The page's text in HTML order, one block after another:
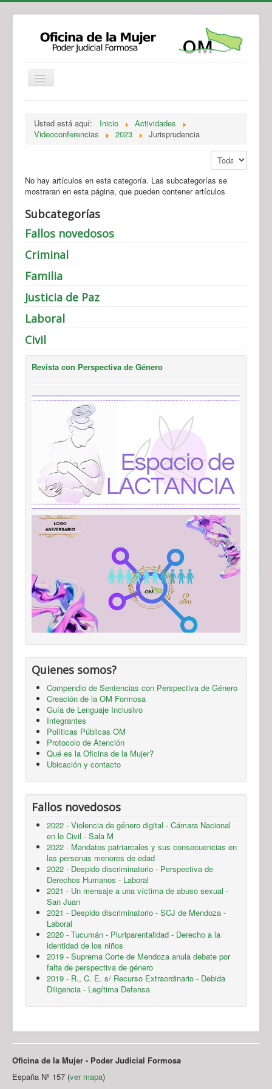
Legislación
Novedades
Usted está aquí: Inicio
Actividades
Videoconferencias
2023
Jurisprudencia
Mostrar #
No hay artículos en esta categoría. Las subcategorías se
mostraran en esta página, que pueden contener artículos
Subcategorías
Fallos novedosos
Criminal
Familia
Justicia de Paz
Laboral
Civil
Revista con Perspectiva de Género
Quienes somos?
Compendio de Sentencias con Perspectiva de Género
Creación de la OM Formosa
Guía de Lenguaje Inclusivo
Integrantes
Políticas Públicas OM
Protocolo de Atención
Qué es la Oficina de la Mujer?
Ubicación y contacto
Fallos novedosos
2022 - Violencia de género digital - Cámara Nacional
en lo Civil - Sala M
2022 - Mandatos patriarcales y sus consecuencias en
las personas menores de edad
2022 - Despido discriminatorio - Perspectiva de
Derechos Humanos - Laboral
2021 - Un mensaje a una víctima de abuso sexual -
San Juan
2021 - Despido discriminatorio - SCJ de Mendoza -
Laboral
2020 - Tucumán - Pluriparentalidad - Derecho a la
identidad de los niños
2019 - Suprema Corte de Mendoza anula debate por
falta de perspectiva de género
2019 - R., C. E. s/ Recurso Extraordinario - Debida
Diligencia - Legítima Defensa
Oficina de la Mujer - Poder Judicial Formosa
España Nº 157 (ver mapa)